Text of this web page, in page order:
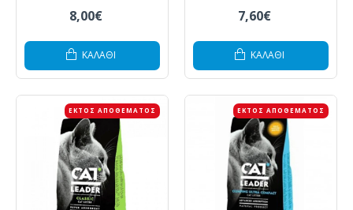
8,00€
ΚΑΛΆΘΙ
7,60€
ΚΑΛΆΘΙ
ΕΚΤΌΣ ΑΠΟΘΈΜΑΤΟΣ ΕΚΤΌΣ ΑΠΟΘΈΜΑΤΟΣ